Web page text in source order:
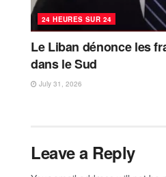
24 HEURES SUR 24
Le Liban dénonce les
dans le Sud
July 31, 2026
Leave a Reply